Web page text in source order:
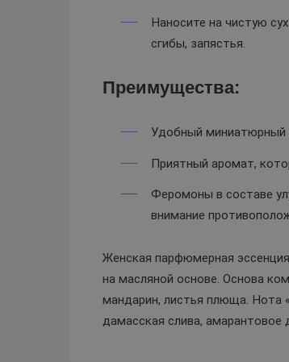
Наносите на чистую
сгибы, запястья.
Преимущества:
Удобный миниатюрный
Приятный аромат,
Феромоны в составе
внимание
Женская парфюмерная
на масляной основе. Основа
мандарин, листья плюща. Нота
дамасская слива, амарантовое